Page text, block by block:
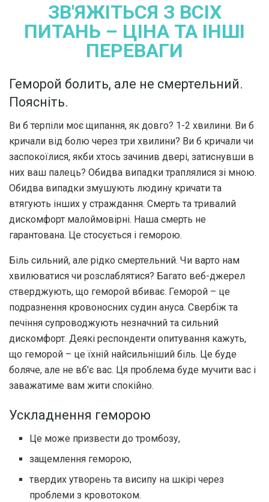
ЗВ'ЯЖІТЬСЯ З ВСІХ
ПИТАНЬ – ЦІНА ТА ІНШІ
ПЕРЕВАГИ
Геморой болить, але не смертельний.
Поясніть.
Ви б терпіли моє щипання, як довго? 1-2 хвилини. Ви б
кричали від болю через три хвилини? Ви б кричали чи
заспокоїлися, якби хтось зачинив двері, затиснувши в
них ваш палець? Обидва випадки траплялися зі мною.
Обидва випадки змушують людину кричати та
втягують інших у страждання. Смерть та тривалий
дискомфорт малоймовірні. Наша смерть не
гарантована. Це стосується і геморою.
Біль сильний, але рідко смертельний. Чи варто нам
хвилюватися чи розслаблятися? Багато веб-джерел
стверджують, що геморой вбиває. Геморой – це
подразнення кровоносних судин ануса. Свербіж та
печіння супроводжують незначний та сильний
дискомфорт. Деякі респонденти опитування кажуть,
що геморой – це їхній найсильніший біль. Це буде
боляче, але не вб'є вас. Ця проблема буде мучити вас і
заважатиме вам жити спокійно.
Ускладнення геморою
Це може призвести до тромбозу,
защемлення геморою,
твердих утворень та висипу на шкірі через
проблеми з кровотоком.